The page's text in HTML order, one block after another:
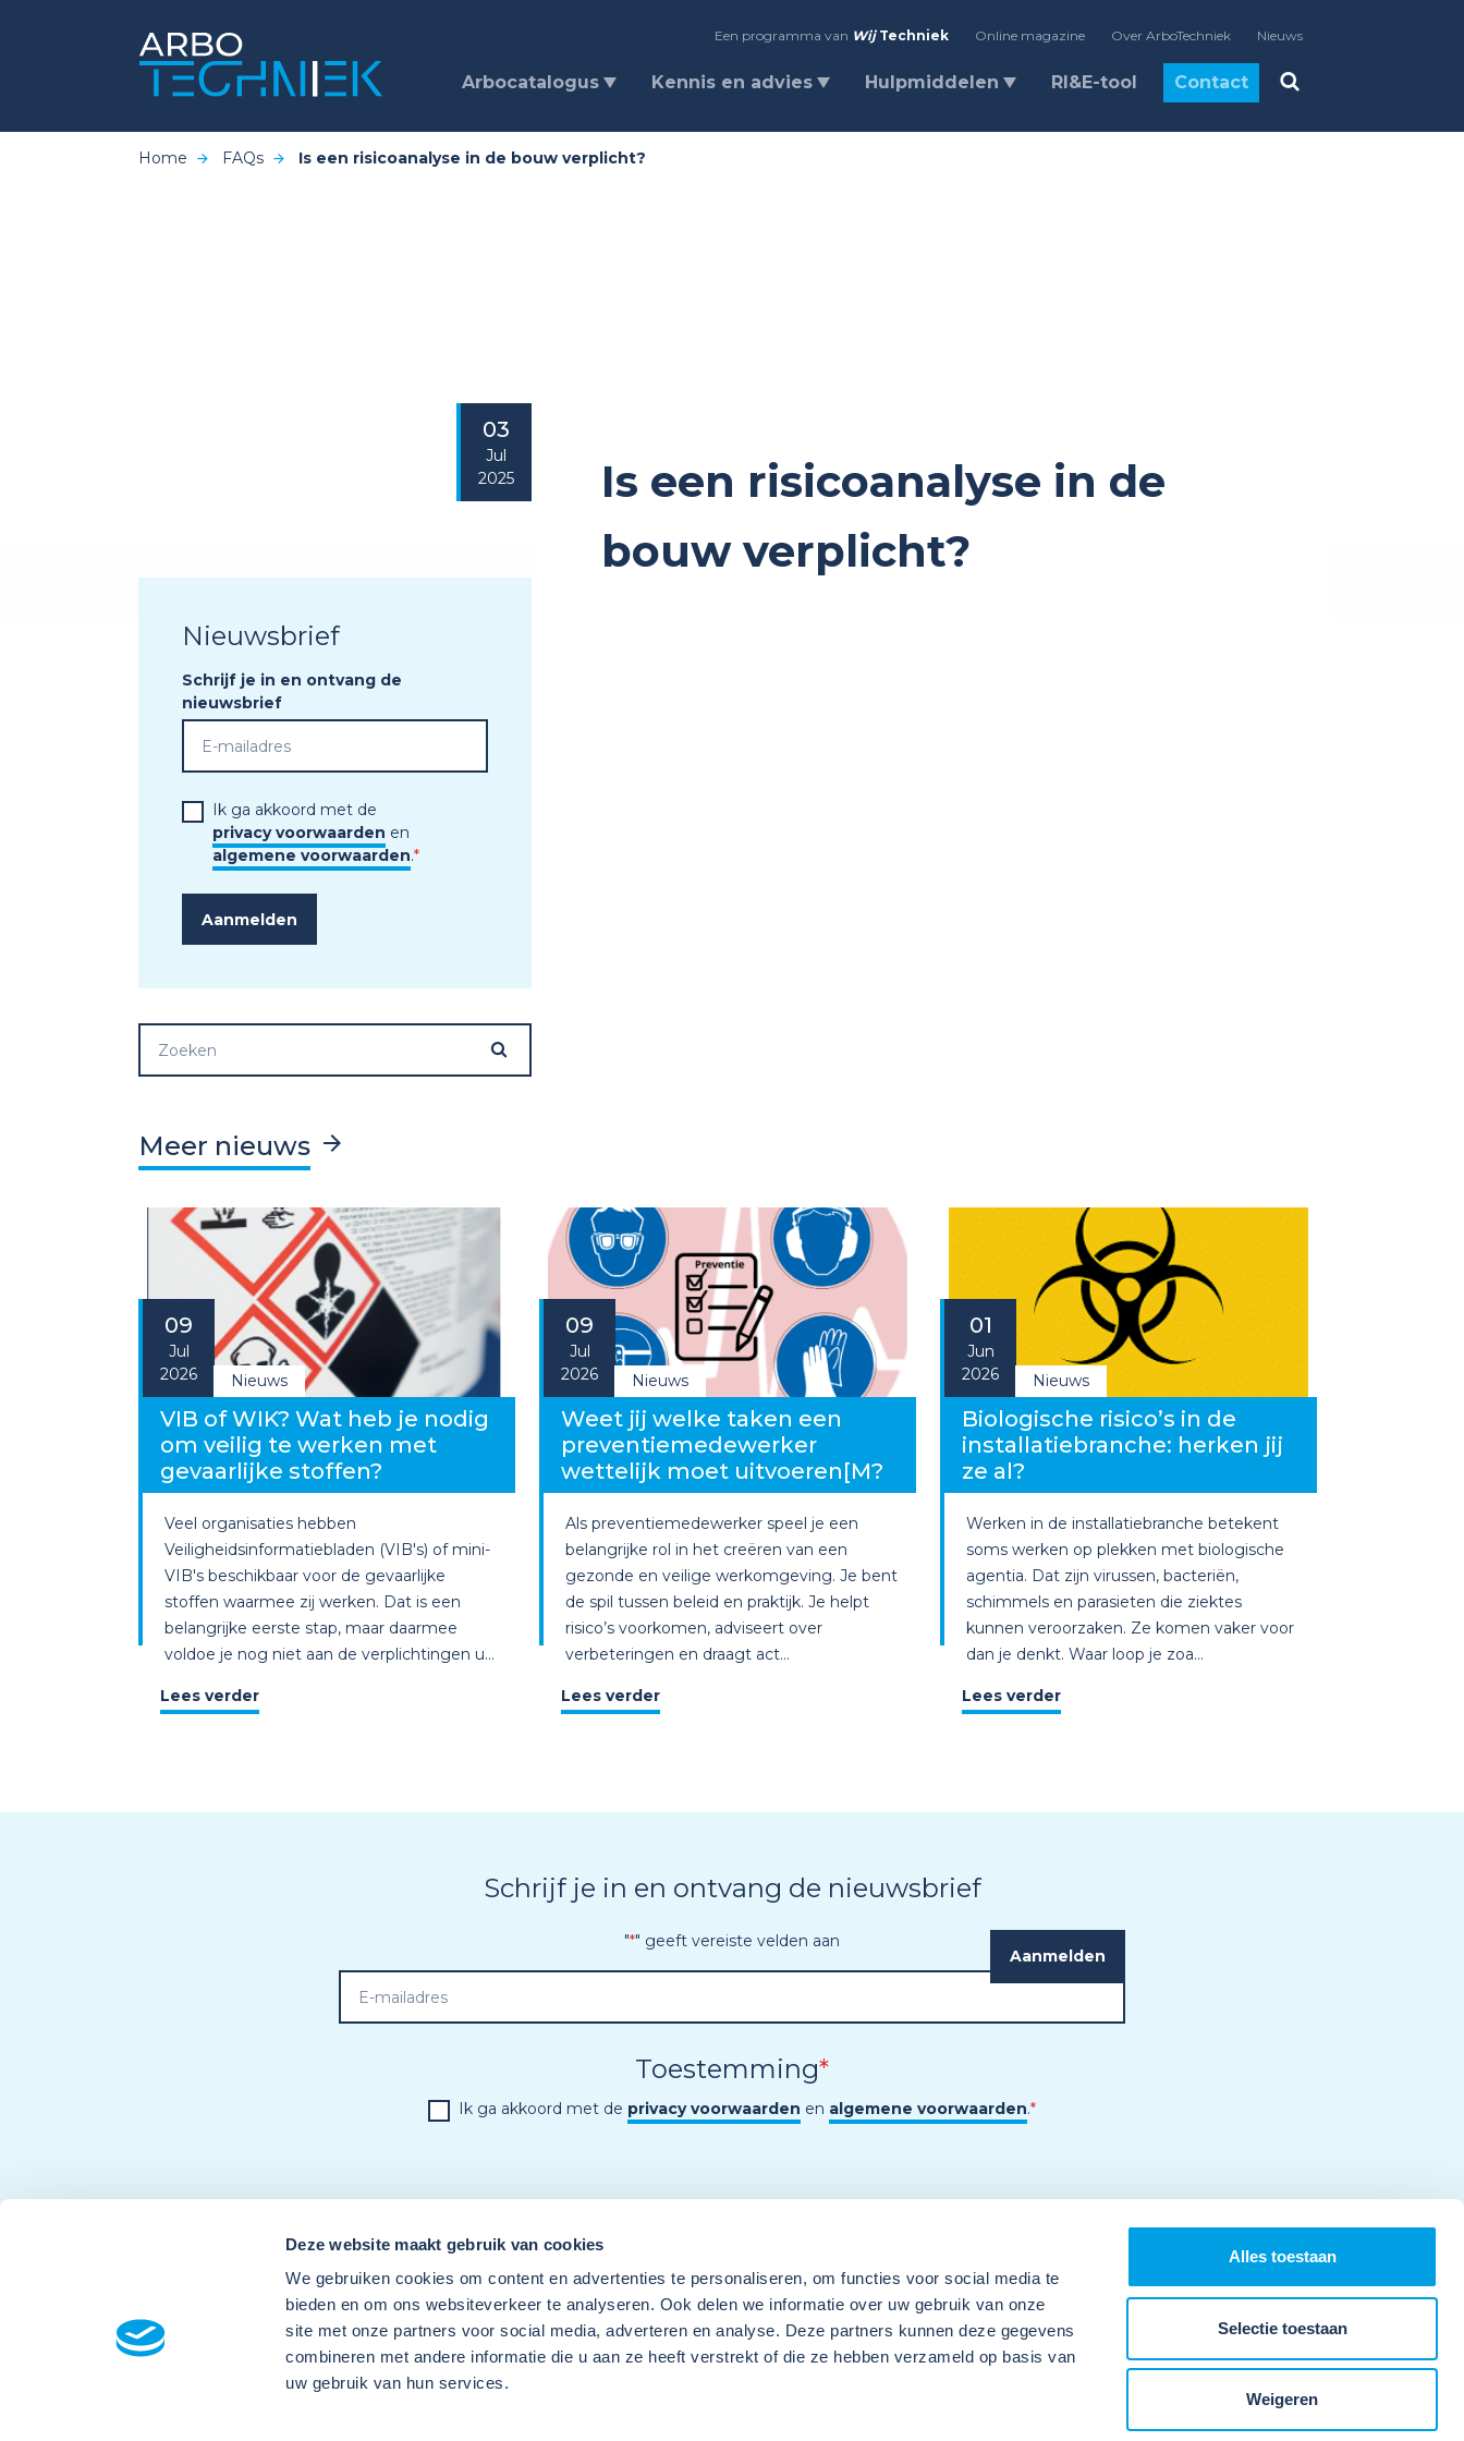
Deze website maakt gebruik van cookies
We gebruiken cookies om content en advertenties te personaliseren, om functies voor social media te
bieden en om ons websiteverkeer te analyseren. Ook delen we informatie over uw gebruik van onze
site met onze partners voor social media, adverteren en analyse. Deze partners kunnen deze gegevens
combineren met andere informatie die u aan ze heeft verstrekt of die ze hebben verzameld op basis van
uw gebruik van hun services.
Alles toestaan
Selectie toestaan
Weigeren
Een programma van Wij Techniek Online magazine Over ArboTechniek Nieuws
Arbocatalogus Kennis en advies Hulpmiddelen RI&E-tool Contact
Home FAQs Is een risicoanalyse in de bouw verplicht?
03
Jul
2025
Is een risicoanalyse in de
bouw verplicht?
Nieuwsbrief
Schrijf je in en ontvang de
nieuwsbrief
Ik ga akkoord met de
privacy voorwaarden en
algemene voorwaarden.*
Meer nieuws
09
Jul
2026
Nieuws
VIB of WIK? Wat heb je nodig
om veilig te werken met
gevaarlijke stoffen?
Veel organisaties hebben
Veiligheidsinformatiebladen (VIB's) of mini-
VIB's beschikbaar voor de gevaarlijke
stoffen waarmee zij werken. Dat is een
belangrijke eerste stap, maar daarmee
voldoe je nog niet aan de verplichtingen u...
Lees verder
09
Jul
2026
Nieuws
Weet jij welke taken een
preventiemedewerker
wettelijk moet uitvoeren[M?
Als preventiemedewerker speel je een
belangrijke rol in het creëren van een
gezonde en veilige werkomgeving. Je bent
de spil tussen beleid en praktijk. Je helpt
risico’s voorkomen, adviseert over
verbeteringen en draagt act...
Lees verder
01
Jun
2026
Nieuws
Biologische risico’s in de
installatiebranche: herken jij
ze al?
Werken in de installatiebranche betekent
soms werken op plekken met biologische
agentia. Dat zijn virussen, bacteriën,
schimmels en parasieten die ziektes
kunnen veroorzaken. Ze komen vaker voor
dan je denkt. Waar loop je zoa...
Lees verder
Schrijf je in en ontvang de nieuwsbrief
"*" geeft vereiste velden aan
Toestemming*
Ik ga akkoord met de privacy voorwaarden en algemene voorwaarden.*